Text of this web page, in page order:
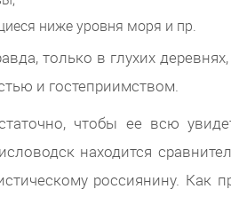
ниже уровня моря и пр.
только в глухих
и гостеприимством.
чтобы ее всю
находится
россиянину. Как